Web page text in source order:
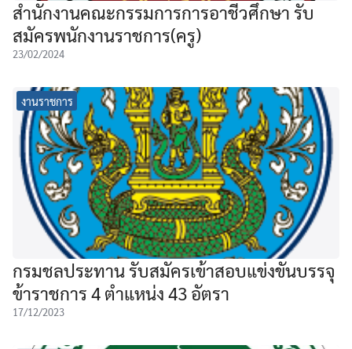
สำนักงานคณะกรรมการการอาชีวศึกษา รับ
สมัครพนักงานราชการ(ครู)
23/02/2024
งานราชการ
กรมชลประทาน รับสมัครเข้าสอบแข่งขันบรรจุ
ข้าราชการ 4 ตำแหน่ง 43 อัตรา
17/12/2023